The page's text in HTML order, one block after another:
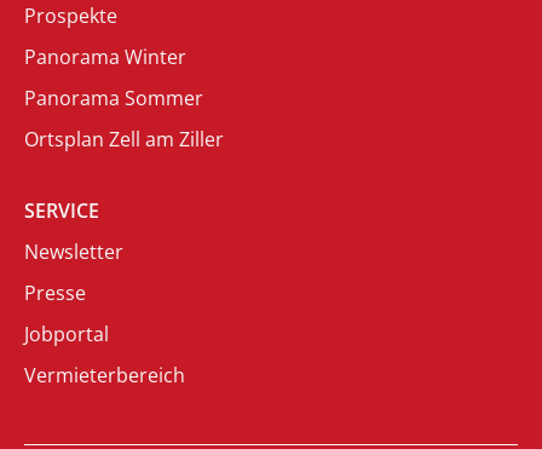
Prospekte
Panorama Winter
Panorama Sommer
Ortsplan Zell am Ziller
SERVICE
Newsletter
Presse
Jobportal
Vermieterbereich